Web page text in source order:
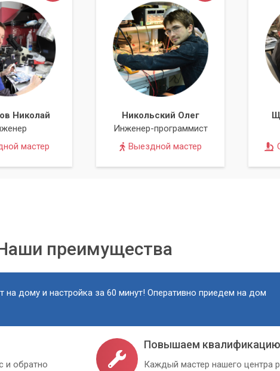
Николай
мастер
Никольский Олег
Инженер-программист
Выездной мастер
преимущества
на дому и настройка за 60 минут! Оперативно приедем на дом
и обратно
Повышаем
Каждый мастер нашего центра